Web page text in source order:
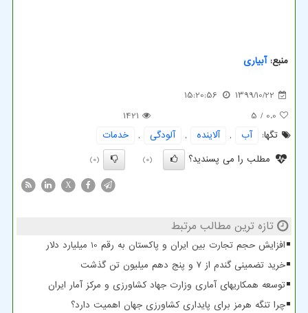
منبع:آبیاری
1399/10/22
15:20:56
0.0
/ 5
1421
تگها:
آب , آلاینده , آلودگی ,
خدمات
مطلب را می پسندید؟
(0)
(0)
X
تازه ترین مطالب مرتبط
افزایش حجم تجارت بین ایران و پاکستان به رقم 10 میلیارد دلار
خرید تضمینی گندم از ۷ و پنج دهم میلیون تن گذشت
توسعه همکاریهای آماری وزارت جهاد کشاورزی و مرکز آمار ایران
چرا تنگه هرمز برای پایداری کشاورزی جهان اهمیت دارد؟